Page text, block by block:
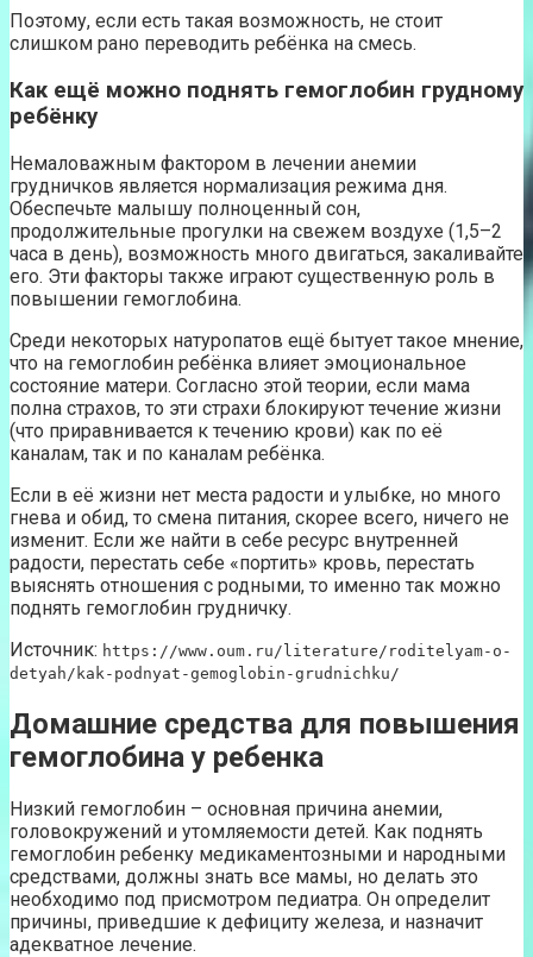
Поэтому, если есть такая возможность, не стоит
слишком рано переводить ребёнка на смесь.
Как ещё можно поднять гемоглобин грудному
ребёнку
Немаловажным фактором в лечении анемии
грудничков является нормализация режима дня.
Обеспечьте малышу полноценный сон,
продолжительные прогулки на свежем воздухе (1,5–2
часа в день), возможность много двигаться, закаливайте
его. Эти факторы также играют существенную роль в
повышении гемоглобина.
Среди некоторых натуропатов ещё бытует такое мнение,
что на гемоглобин ребёнка влияет эмоциональное
состояние матери. Согласно этой теории, если мама
полна страхов, то эти страхи блокируют течение жизни
(что приравнивается к течению крови) как по её
каналам, так и по каналам ребёнка.
Если в её жизни нет места радости и улыбке, но много
гнева и обид, то смена питания, скорее всего, ничего не
изменит. Если же найти в себе ресурс внутренней
радости, перестать себе «портить» кровь, перестать
выяснять отношения с родными, то именно так можно
поднять гемоглобин грудничку.
Источник: https://www.oum.ru/literature/roditelyam-o-
detyah/kak-podnyat-gemoglobin-grudnichku/
Домашние средства для повышения
гемоглобина у ребенка
Низкий гемоглобин – основная причина анемии,
головокружений и утомляемости детей. Как поднять
гемоглобин ребенку медикаментозными и народными
средствами, должны знать все мамы, но делать это
необходимо под присмотром педиатра. Он определит
причины, приведшие к дефициту железа, и назначит
адекватное лечение.